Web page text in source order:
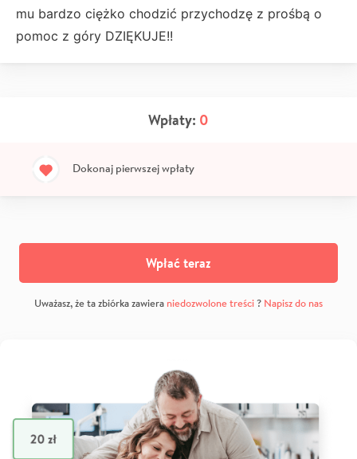
mu bardzo ciężko chodzić przychodzę z prośbą o
pomoc z góry DZIĘKUJE!!
Wpłaty: 0
Dokonaj pierwszej wpłaty
Wpłać teraz
Uważasz, że ta zbiórka zawiera niedozwolone treści? Napisz do nas